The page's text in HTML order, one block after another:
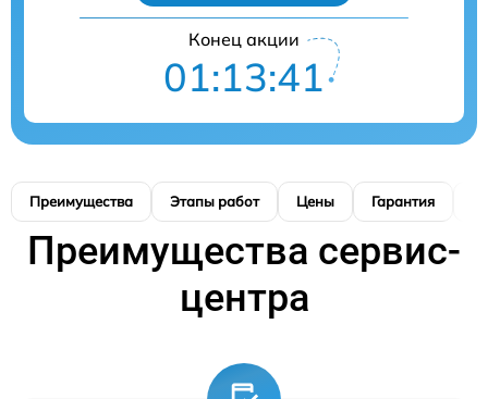
Конец акции
01:13:40
Преимущества Этапы работ Цены Гарантия
Преимущества сервис-
центра